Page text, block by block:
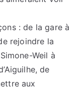
: de la gare à
rejoindre la
Weil à
de
aux